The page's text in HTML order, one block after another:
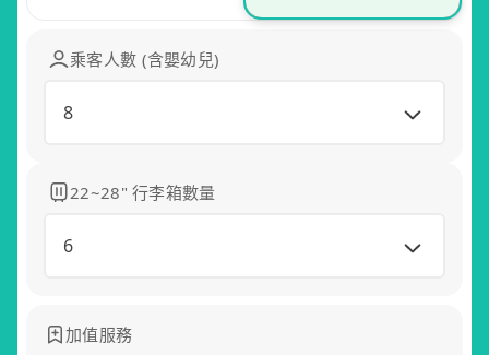
乘客人數 (含嬰幼兒)
8
22~28" 行李箱數量
6
加值服務